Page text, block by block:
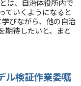
は、自治体役所内で
ていくようになると
びながら、他の自治
期待したいと、まと
ル検証作業委嘱